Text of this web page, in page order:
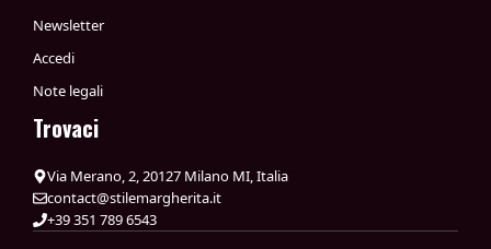
Newsletter
Accedi
Note legali
Trovaci
Via Merano, 2, 20127 Milano MI, Italia
contact@stilemargherita.it
+39 351 789 6543